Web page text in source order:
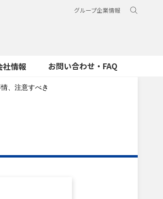
グループ企業情報
社情報 お問い合わせ・FAQ
、注意すべき